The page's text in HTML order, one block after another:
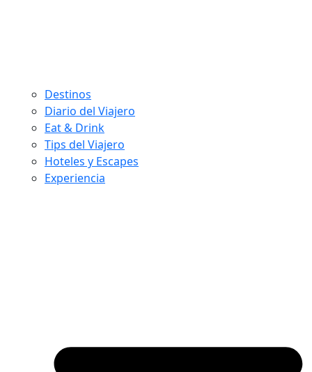
Destinos
Diario del Viajero
Eat & Drink
Tips del Viajero
Hoteles y Escapes
Experiencia